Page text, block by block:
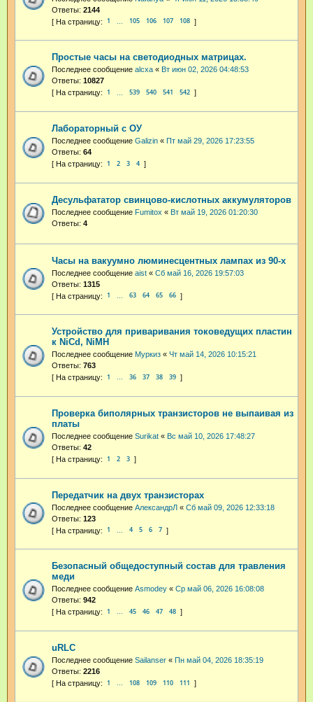
Ответы: 2144
1 105 106 107 108
Простые часы на светодиодных матрицах.
Последнее сообщение alcxa « Вт июн 02, 2026 04:48:53
Ответы: 10827
1 539 540 541 542
Лабораторный с ОУ
Последнее сообщение Galizin « Пт май 29, 2026 17:23:55
Ответы: 64
1 2 3 4
Десульфататор свинцово-кислотных аккумуляторов
Последнее сообщение Fumitox « Вт май 19, 2026 01:20:30
Ответы: 4
Часы на вакуумно люминесцентных лампах из 90-х
Последнее сообщение aist « Сб май 16, 2026 19:57:03
Ответы: 1315
1 63 64 65 66
Устройство для приваривания токоведущих пластин
к NiCd, NiMH
Последнее сообщение Муркиз « Чт май 14, 2026 10:15:21
Ответы: 763
1 … 36 37 38 39
Проверка биполярных транзисторов не выпаивая из
платы
Последнее сообщение Surikat « Вс май 10, 2026 17:48:27
Ответы: 42
1 2 3
Передатчик на двух транзисторах
Последнее сообщение АлександрЛ « Сб май 09, 2026 12:33:18
Ответы: 123
1 4 5 6 7
Безопасный общедоступный состав для травления
меди
Последнее сообщение Asmodey « Ср май 06, 2026 16:08:08
Ответы: 942
1 … 45 46 47 48
uRLC
Последнее сообщение Sailanser « Пн май 04, 2026 18:35:19
Ответы: 2216
1 … 108 109 110 111